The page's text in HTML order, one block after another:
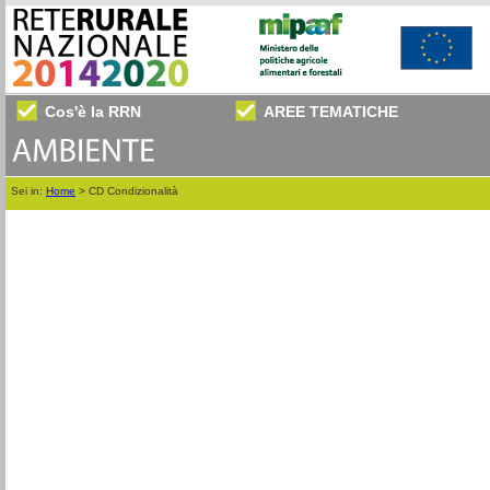
Cos'è la RRN AREE TEMATICHE
Sei in: Home > CD Condizionalità